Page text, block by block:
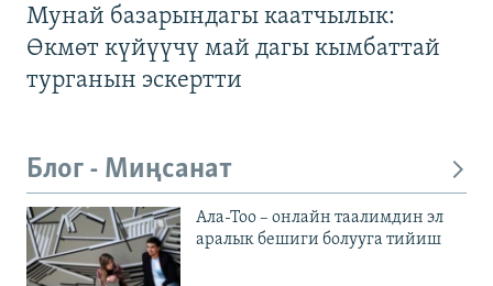
Мунай базарындагы каатчылык:
Өкмөт күйүүчү май дагы кымбаттай
турганын эскертти
Блог - Миңсанат
Ала-Тоо – онлайн таалимдин эл
аралык бешиги болууга тийиш